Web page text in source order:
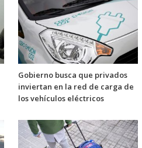
Gobierno busca que privados
inviertan en la red de carga de
los vehículos eléctricos